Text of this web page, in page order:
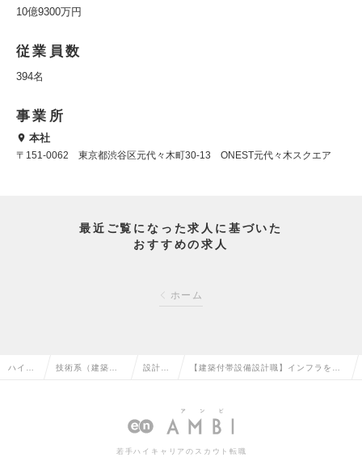
10億9300万円
従業員数
394名
事業所
本社
〒151-0062 東京都渋谷区元代々木町30-13 ONEST元代々木スクエア
最近ご覧になった求人に基づいた
おすすめの求人
ホーム
ハイク 技術系（建築・ 設計
備）の
【建築付帯設備設計職】インフラを支
日｜働きやすさ◎の求人情報
若手ハイキャリアのスカウト転職